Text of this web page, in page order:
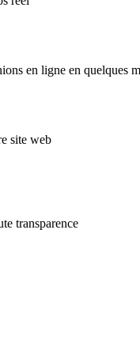
en ligne en quelques
site web
transparence